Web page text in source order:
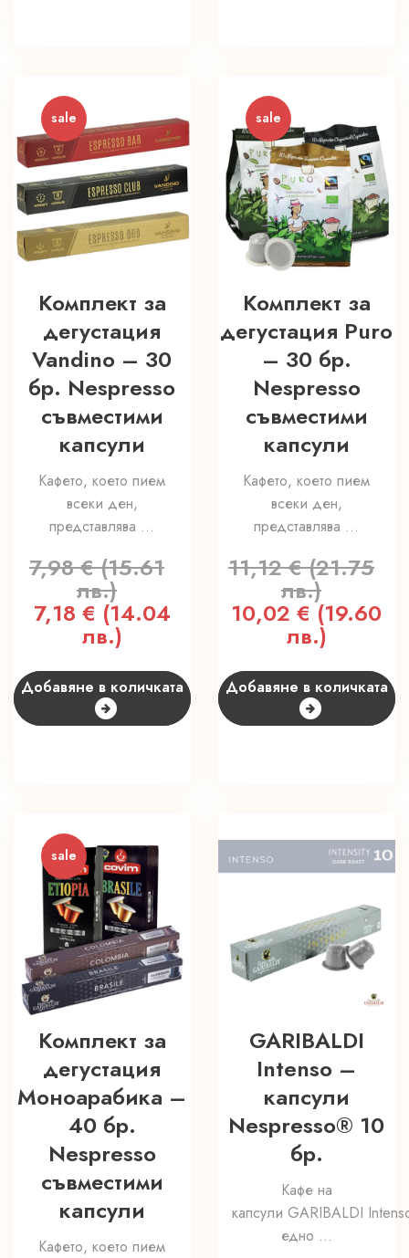
sale
Комплект за
дегустация
Vandino – 30
бр. Nespresso
съвместими
капсули
Кафето, което пием
всеки ден,
представлява ...
7,98€ (15.61
лв.)
Original
7,98 €
(15.61
лв.).
7,18 € (14.04
лв.)
Текущата
7,18 €
(14.04
лв.).
Добавяне в количката
sale
Комплект за
дегустация Puro
– 30 бр.
Nespresso
съвместими
капсули
Кафето, което пием
всеки ден,
представлява ...
11,12€ (21.75
лв.)
Original
11,12 €
(21.75
лв.).
10,02€ (19.60
лв.)
Добавяне в количката
sale
Комплект за
дегустация
Моноарабика –
40 бр.
Nespresso
съвместими
капсули
Кафето, което пием
GARIBALDI
Intenso –
капсули
Nespresso® 10
бр.
Кафе на
капсули GARIBALDI
едно ...